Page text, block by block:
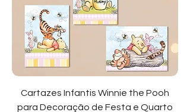
Cartazes Infantis Winnie the Pooh
para Decoração de Festa e Quarto